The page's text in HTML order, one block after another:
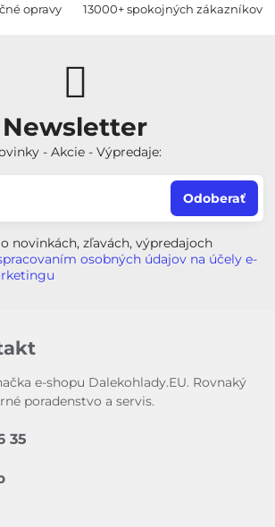
opravy 13000+ spokojných zákazníkov
Newsletter
- Akcie - Výpredaje:
Odoberať
novinkách, zľavách, výpredajoch
osobných údajov na účely e-
e-shopu Dalekohlady.EU. Rovnaký
poradenstvo a servis.
35